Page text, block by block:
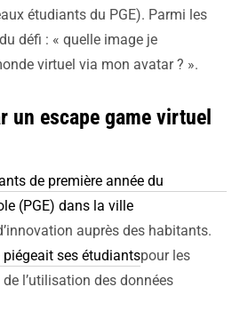
étudiants du PGE). Parmi les
défi : « quelle image je
virtuel via mon avatar ? ».
un escape game virtuel
de première année du
(PGE) dans la ville
auprès des habitants.
piégeait ses étudiantspour les
l’utilisation des données